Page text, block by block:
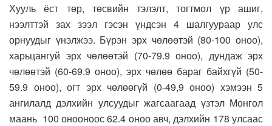
Хууль ёст төр, төсвийн тэлэлт, тогтмол үр ашиг,
нээлттэй зах зээл гэсэн үндсэн 4 шалгуураар улс
орнуудыг үнэлжээ. Бүрэн эрх чөлөөтэй (80-100 оноо),
харьцангуй эрх чөлөөтэй (70-79.9 оноо), дундаж эрх
чөлөөтэй (60-69.9 оноо), эрх чөлөө бараг байхгүй (50-
59.9 оноо), огт эрх чөлөөгүй (0-49,9 оноо) хэмээн 5
ангилалд дэлхийн улсуудыг жагсаагаад үзтэл Монгол
маань 100 онооноос 62.4 оноо авч, дэлхийн 178 улсаас